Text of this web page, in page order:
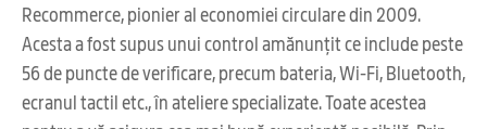
Recommerce, pionier al economiei circulare din 2009.
Acesta a fost supus unui control amănunțit ce include peste
56 de puncte de verificare, precum bateria, Wi-Fi, Bluetooth,
ecranul tactil etc., în ateliere specializate. Toate acestea